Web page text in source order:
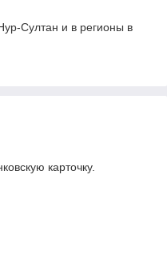
Султан и в регионы в
карточку.